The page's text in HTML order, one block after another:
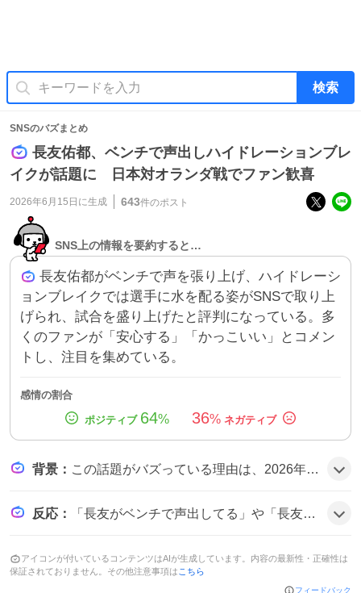
検索
SNSのバズまとめ
長友佑都、ベンチで声出しハイドレーションブレ
イクが話題に 日本対オランダ戦でファン歓喜
2026年6月15日 に生成 643件のポスト
SNS上の情報を要約すると…
長友佑都がベンチで声を張り上げ、ハイドレーシ
ョンブレイクでは選手に水を配る姿がSNSで取り上
げられ、試合を盛り上げたと評判になっている。多
くのファンが「安心する」「かっこいい」とコメン
トし、注目を集めている。
感情の割合
64% 36%
背景 ： この話題がバズっている理由は、2026年FIFAワールドカップの日本対オランダ初戦で、長友佑都選手がベンチからの熱い声掛けやハイドレーションブレイクでの水配布を行い、ファンがその献身的な姿に感動したことがきっかけのようだ。
反応 ： 「長友がベンチで声出してる」や「長友水配ってるかわいい」といったコメントが多数。さらに「長友見ると安心するなあ」という声もあり、全体的にポジティブな雰囲気だ。
アイコンが付いているコンテンツはAIが生成しています。内容の最新性・正確性は
保証されておりません。その他注意事項は こちら
フィードバック